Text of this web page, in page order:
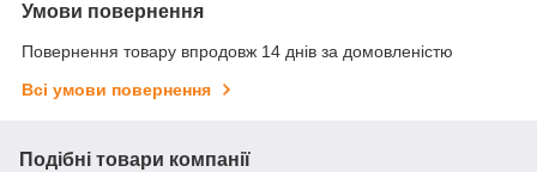
Умови повернення
Повернення товару впродовж 14 днів за домовленістю
Всі умови повернення
Подібні товари компанії